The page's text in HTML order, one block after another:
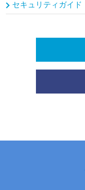
セキュリティガイド